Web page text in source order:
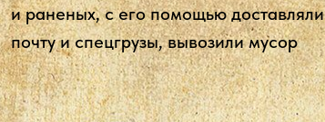
и раненых, с его помощью доставляли
почту и спецгрузы, вывозили мусор